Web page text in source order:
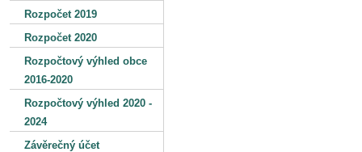
Rozpočet 2019
Rozpočet 2020
Rozpočtový výhled obce
2016-2020
Rozpočtový výhled 2020 -
2024
Závěrečný účet